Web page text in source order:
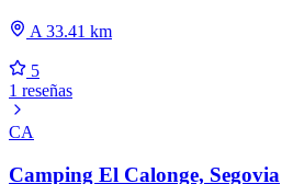
A 33.41 km
5
1 reseñas
CA
Camping El Calonge, Segovia